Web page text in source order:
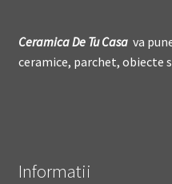
Ceramica DeTu Casava
ceramice, parchet, obiecte
Informatii